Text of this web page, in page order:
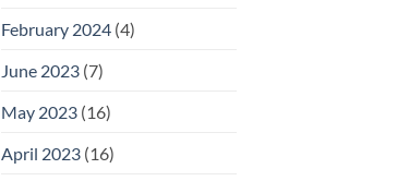
February 2024(4)
June 2023(7)
May 2023(16)
April 2023(16)